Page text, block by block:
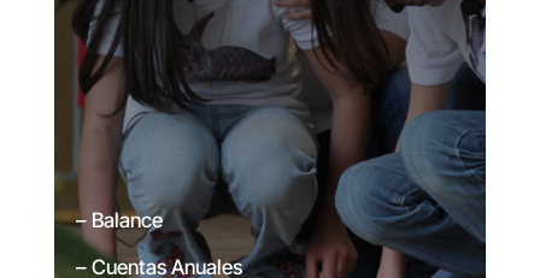
– Balance
– Cuentas Anuales